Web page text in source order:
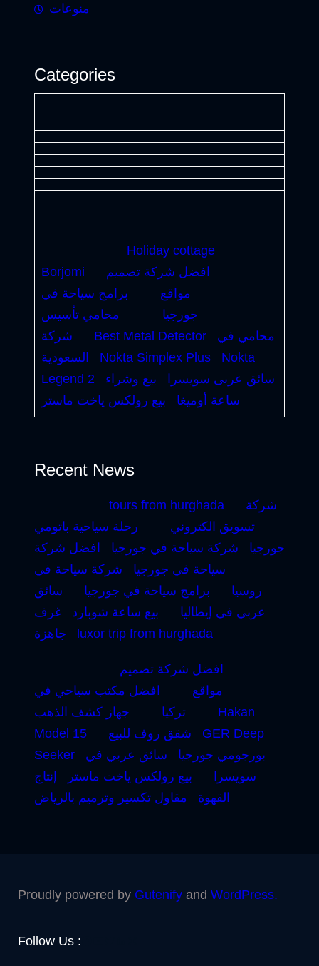
منوعات
Categories
Holiday cottage
Borjomi
افضل شركة تصميم
مواقع
برامج سياحة في
جورجيا
محامي تأسيس
شركة
Best Metal Detector
محامي في
السعودية
Nokta Simplex Plus
Nokta
Legend 2
سائق عربى سويسرا
بيع وشراء
ساعة أوميغا
بيع رولكس ياخت ماستر
Recent News
tours from hurghada
شركة
تسويق الكتروني
رحلة سياحية باتومي
جورجيا
شركة سياحة في جورجيا
افضل شركة
سياحة في جورجيا
شركة سياحة في
روسيا
برامج سياحة في جورجيا
سائق
عربي في إيطاليا
بيع ساعة شوبارد
غرف
جاهزة
luxor trip from hurghada
افضل شركة تصميم
مواقع
افضل مكتب سياحي في
تركيا
جهاز كشف الذهب
Hakan
Model 15
شقق روف للبيع
GER Deep
Seeker
بورجومي جورجيا
سائق عربي في
سويسرا
بيع رولكس ياخت ماستر
إنتاج
القهوة
مقاول تكسير وترميم بالرياض
Proudly powered by Gutenify and WordPress.
Follow Us :